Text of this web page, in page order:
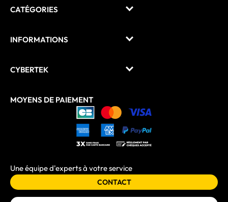
CATÉGORIES
INFORMATIONS
CYBERTEK
MOYENS DE PAIEMENT
Une équipe d'experts à votre service
CONTACT